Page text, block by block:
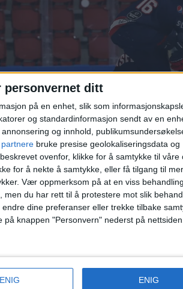
personvernet ditt
på en enhet, slik som
og standardinformasjon sendt av en
og innhold,
partnere bruke presise geolokaliseringsdata og
ovenfor, klikke for å samtykke til våre
for å nekte å samtykke, eller få tilgang til
Vær oppmerksom på at en viss
du har rett til å protestere mot slik
dine preferanser eller trekke tilbake
knappen "Personvern" nederst på nettsiden.
ENIG